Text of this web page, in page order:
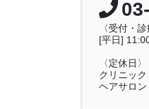
〈受付・診
[平日]
〈定休日〉
クリニッ
ヘアサロン